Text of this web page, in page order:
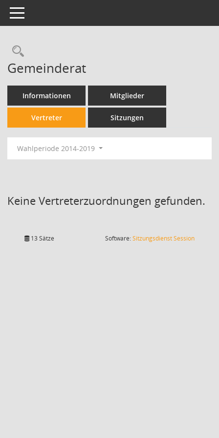
Toggle navigation
Gemeinderat
Informationen Mitglieder
Vertreter Sitzungen
Wahlperiode 2014-2019
Keine Vertreterzuordnungen gefunden.
13 Sätze Software:SitzungsdienstSession(Wird in